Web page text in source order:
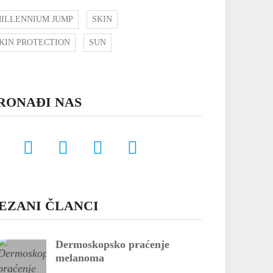
JUMP SKIN
PROTECTION SUN
NAS
ČLANCI
Dermoskopsko praćenje
melanoma